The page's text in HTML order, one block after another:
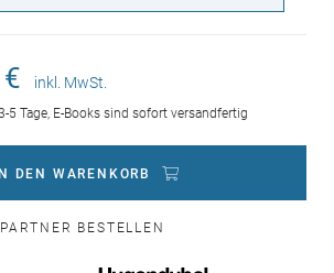
inkl. MwSt.
5 Tage, E-Books sind sofort versandfertig
IN DEN WARENKORB
BESTELLEN